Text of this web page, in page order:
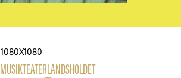
MUSIKTEATERLANDSHOLDET